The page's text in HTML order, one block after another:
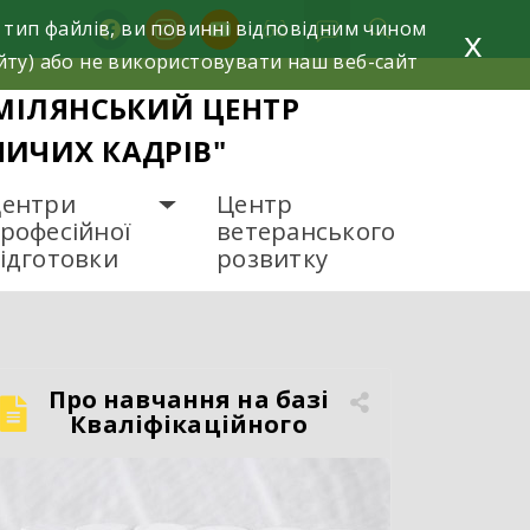
facebookinstagramyoutube
ЦЕНТР
КАДРІВ"
Центр
ветеранського
розвитку
Про навчання на базі
Кваліфікаційного
центру
файлів, ви повинні відповідним чином
або не використовувати наш веб-сайт
x